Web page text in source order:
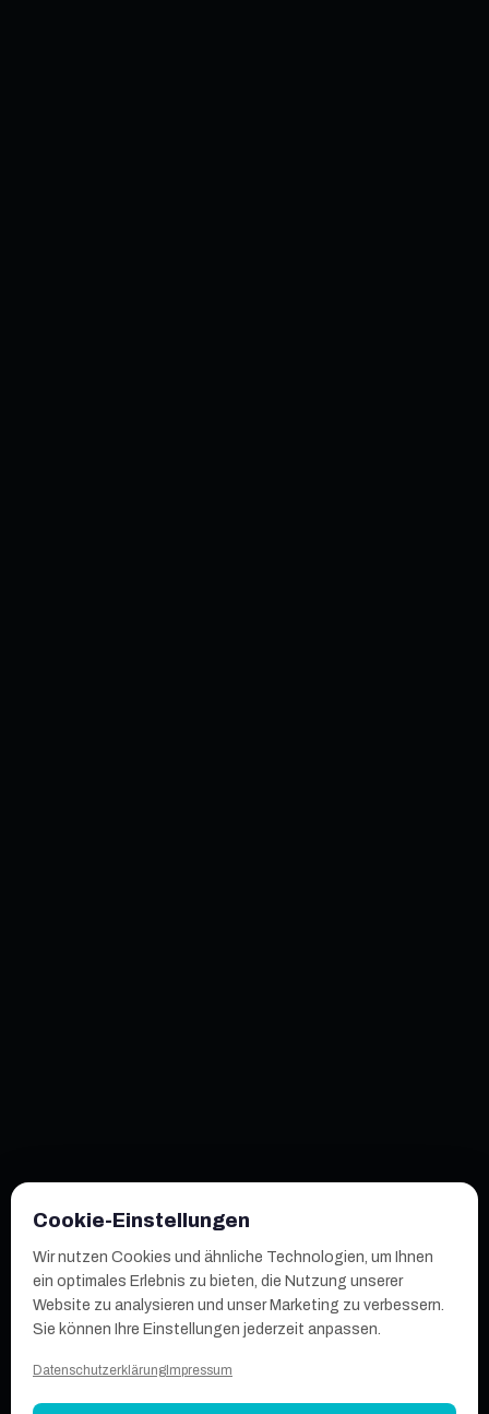
Cookie-Einstellungen
Wir nutzen Cookies und ähnliche Technologien, um Ihnen
ein optimales Erlebnis zu bieten, die Nutzung unserer
Website zu analysieren und unser Marketing zu verbessern.
Sie können Ihre Einstellungen jederzeit anpassen.
Datenschutzerklärung Impressum